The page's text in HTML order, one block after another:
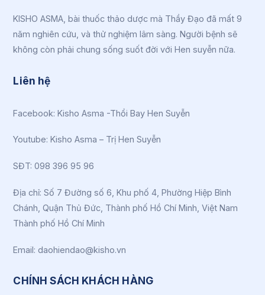
KISHO ASMA, bài thuốc thảo dược mà Thầy Đạo đã mất 9
năm nghiên cứu, và thử nghiệm lâm sàng. Người bệnh sẽ
không còn phải chung sống suốt đời với Hen suyễn nữa.
Liên hệ
Facebook:Kisho Asma -Thổi Bay Hen Suyễn
Youtube:Kisho Asma – Trị Hen Suyễn
SĐT: 098 396 95 96
Địa chỉ: Số 7 Đường số 6, Khu phố 4, Phường Hiệp Bình
Chánh, Quận Thủ Đức, Thành phố Hồ Chí Minh, Việt Nam
Thành phố Hồ Chí Minh
Email: daohiendao@kisho.vn
CHÍNH SÁCH KHÁCH HÀNG